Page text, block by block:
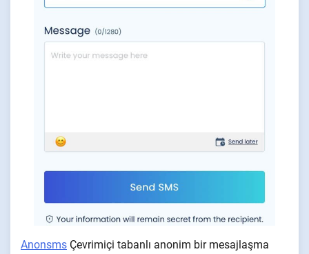
Anonsms Çevrimiçi tabanlı anonim bir mesajlaşma